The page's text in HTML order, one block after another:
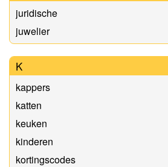
juridische
juwelier
K
kappers
katten
keuken
kinderen
kortingscodes